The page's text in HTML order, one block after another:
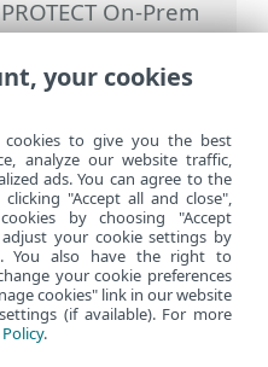
On-Prem
Menú principal
> Cambiar
ESET
your cookies
to give you the best
analyze our website traffic,
ads. You can agree to the
"Accept all and close",
by choosing "Accept
your cookie settings by
You also have the right to
your cookie preferences
cookies" link in our website
(if available). For more
.